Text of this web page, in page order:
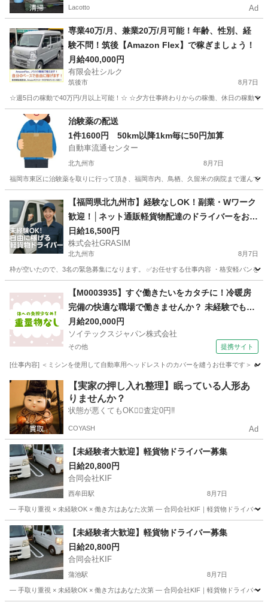
Lacotto Ad
専業40万/月、兼業20万/月可能！年齢、性別、経
験不問！筑後【Amazon Flex】で稼ぎましょう！
月給400,000円
有限会社シルク
筑後市 8月7日
☆週5日の稼動で40万円/月以上可能！☆ ☆夕方仕事終わりからの稼働、休日の稼動で
福岡 筑後市 配送 Amazon
治験薬の配送
1件1600円 50km以降1km毎に50円加算
自動車流通センター
北九州市 8月7日
福岡市東区に治験薬を取りに行って頂き、福岡市内、鳥栖、久留米の病院まで運んで
ドライバー 1件
【福岡県北九州市】経験なしOK！副業・Wワーク
歓迎！│ネット通販軽貨物配達のドライバーをお願
いします！
日給16,500円
株式会社GRASIM
北九州市 8月7日
枠が空いたので、3名の緊急募集になります。 ✅お任せする仕事内容 ・格安軽バン
荷物
【M0003935】すぐ働きたいをカタチに！冷暖房
完備の快適な職場で働きませんか？ 未経験でも大
丈夫！！！
月給200,000円
ソイテックスジャパン株式会社
その他 提携サイト
[仕事内容] ＜ミシンを使用して自動車用ヘッドレストのカバーを縫うお仕事です＞ ●
福岡 その他 その他
【実家の押し入れ整理】眠っている人形あ
りませんか？
状態が悪くてもOK🙆‍♀️査定0円‼️
COYASH Ad
【未経験者大歓迎】軽貨物ドライバー募集
日給20,800円
合同会社KIF
西牟田駅 8月7日
― 手取り重視 × 未経験OK × 働き方はあなた次第 ― 合同会社KIF｜軽貨物ドライバー
福岡 八女市 西牟田駅 ドライバー 合同会社
【未経験者大歓迎】軽貨物ドライバー募集
日給20,800円
合同会社KIF
蒲池駅 8月7日
― 手取り重視 × 未経験OK × 働き方はあなた次第 ― 合同会社KIF｜軽貨物ドライバー